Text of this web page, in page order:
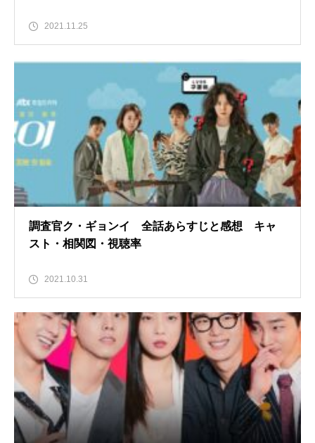
2021.11.25
調査官ク・ギョンイ 全話あらすじと感想 キャ
スト・相関図・視聴率
2021.10.31